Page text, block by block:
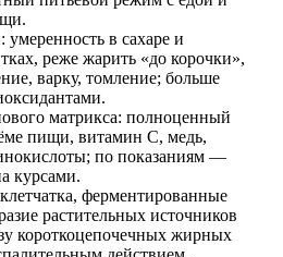
в сахаре и
реже жарить «до корочки»,
варку, томление; больше
матрикса: полноценный
пищи, витамин С, медь,
по показаниям —
курсами.
ферментированные
растительных источников
короткоцепочечных жирных